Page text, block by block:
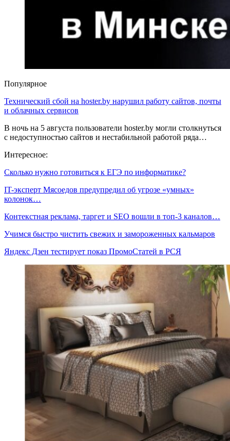
Популярное
Технический сбой на hoster.by нарушил работу сайтов, почты
и облачных сервисов
В ночь на 5 августа пользователи hoster.by могли столкнуться
с недоступностью сайтов и нестабильной работой ряда…
Интересное:
Сколько нужно готовиться к ЕГЭ по информатике?
IT-эксперт Мясоедов предупредил об угрозе «умных»
колонок…
Контекстная реклама, таргет и SEO вошли в топ-3 каналов…
Учимся быстро чистить свежих и замороженных кальмаров
Яндекс Дзен тестирует показ ПромоСтатей в РСЯ